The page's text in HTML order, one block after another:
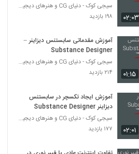
آموزش مدلسازی و رندرینگ ماسک ایمنی در
ZBrush و KeyShot
۱۹۰ بازدید
آموزش واقعیت مجازی در تری دی مکس و
۲۲۱ بازدید
آموزش طراحی سلاح در اسکچاپ
۱۸۳ بازدید
آموزش مدلسازی اسلحه کلاش در تری دی
مکس
۴۴۲ بازدید
۰۲:۰۳
سیجی کوک - دنیای CG و هنرهای دیجیتال
۱۹۸ بازدید
۰۱:۱۵
آموزش مقدماتی سابستنس دیزاینر –
Substance Designer
سیجی کوک - دنیای CG و هنرهای دیجیتال
۲۱۴ بازدید
۰۲:۰۱
آموزش ایجاد تکسچر در سابستنس
دیزاینر Substance Designer
سیجی کوک - دنیای CG و هنرهای دیجیتال
۱۷۷ بازدید